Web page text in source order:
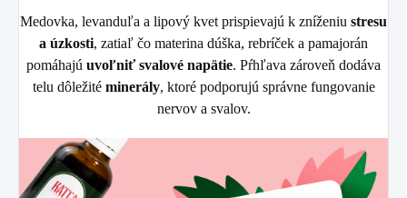
Medovka, levanduľa a lipový kvet prispievajú k zníženiu stresu
a úzkosti, zatiaľ čo materina dúška, rebríček a pamajorán
pomáhajú uvoľniť svalové napätie. Pŕhľava zároveň dodáva
telu dôležité minerály, ktoré podporujú správne fungovanie
nervov a svalov.